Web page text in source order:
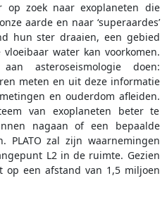
op zoek naar exoplaneten die
aarde en naar ‘superaardes’
hun ster draaien, een gebied
water kan voorkomen.
asteroseismologie doen:
meten en uit deze informatie
en ouderdom afleiden.
van exoplaneten beter te
nagaan of een bepaalde
PLATO zal zijn waarnemingen
L2 in de ruimte. Gezien
een afstand van 1,5 miljoen